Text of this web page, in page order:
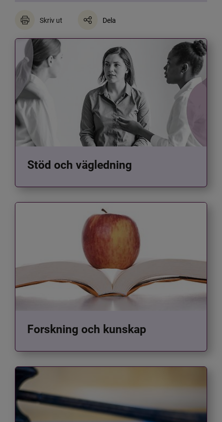
Skriv ut Dela
Stöd och vägledning
Forskning och kunskap